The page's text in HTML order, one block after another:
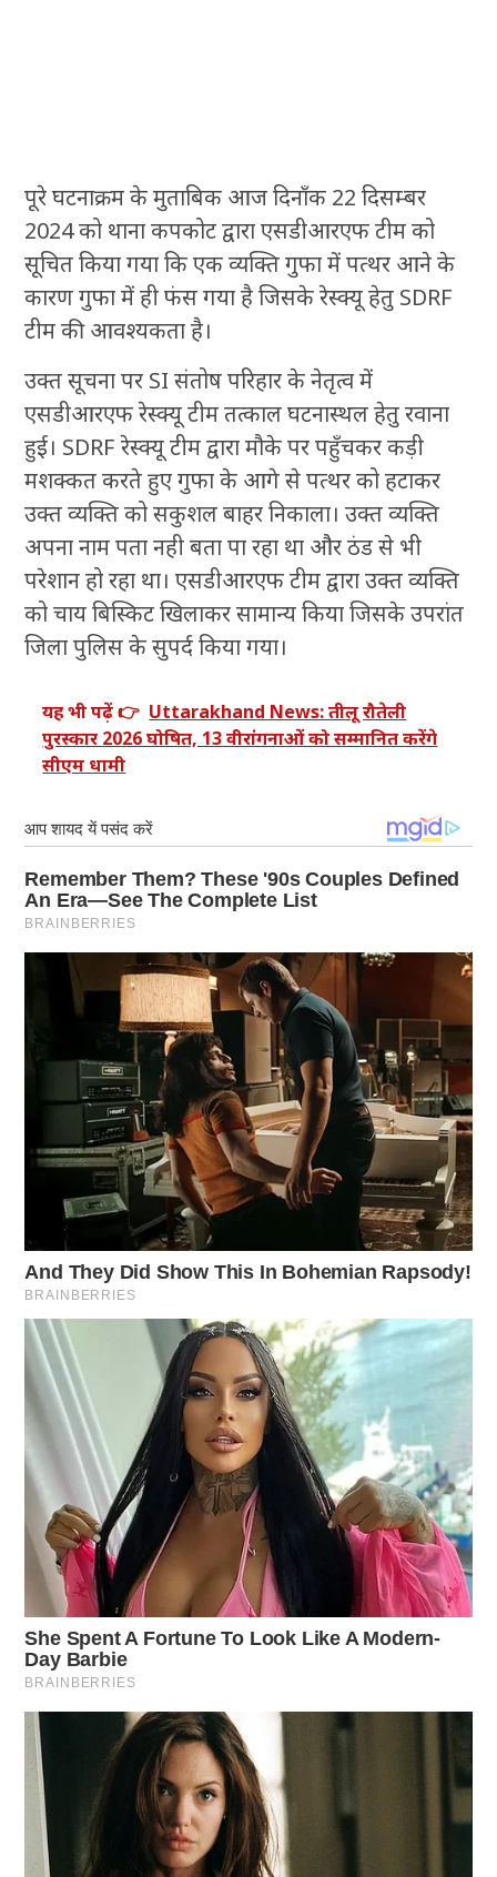
पूरे घटनाक्रम के मुताबिक आज दिनाँक 22 दिसम्बर
2024 को थाना कपकोट द्वारा एसडीआरएफ टीम को
सूचित किया गया कि एक व्यक्ति गुफा में पत्थर आने के
कारण गुफा में ही फंस गया है जिसके रेस्क्यू हेतु SDRF
टीम की आवश्यकता है।
उक्त सूचना पर SI संतोष परिहार के नेतृत्व में
एसडीआरएफ रेस्क्यू टीम तत्काल घटनास्थल हेतु रवाना
हुई। SDRF रेस्क्यू टीम द्वारा मौके पर पहुँचकर कड़ी
मशक्कत करते हुए गुफा के आगे से पत्थर को हटाकर
उक्त व्यक्ति को सकुशल बाहर निकाला। उक्त व्यक्ति
अपना नाम पता नही बता पा रहा था और ठंड से भी
परेशान हो रहा था। एसडीआरएफ टीम द्वारा उक्त व्यक्ति
को चाय बिस्किट खिलाकर सामान्य किया जिसके उपरांत
जिला पुलिस के सुपर्द किया गया।
यह भी पढ़ें 👉 Uttarakhand News: तीलू रौतेली
पुरस्कार 2026 घोषित, 13 वीरांगनाओं को सम्मानित करेंगे
सीएम धामी